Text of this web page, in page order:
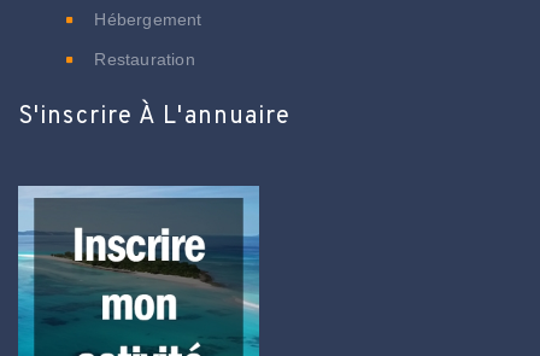
Hébergement
Restauration
S'inscrire À L'annuaire